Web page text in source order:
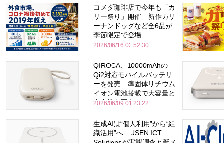
コメダ珈琲店で今年も「カ
リー祭り」開催 新作カリ
ーナンドッグなど全6品が
季節限定で登場
2026/06/16 03:52:30
QIROCA、10000mAhの
Qi2対応モバイルバッテリ
ーを発売 準固体リチウム
イオン電池搭載で大容量と
安全性を両立
2026/06/09 01:23:22
生成AIは“個人利用”から“組
織活用”へ USEN ICT